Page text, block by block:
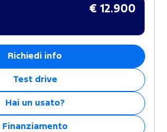
€ 12.900
Richiedi info
Test drive
Hai un usato?
Finanziamento